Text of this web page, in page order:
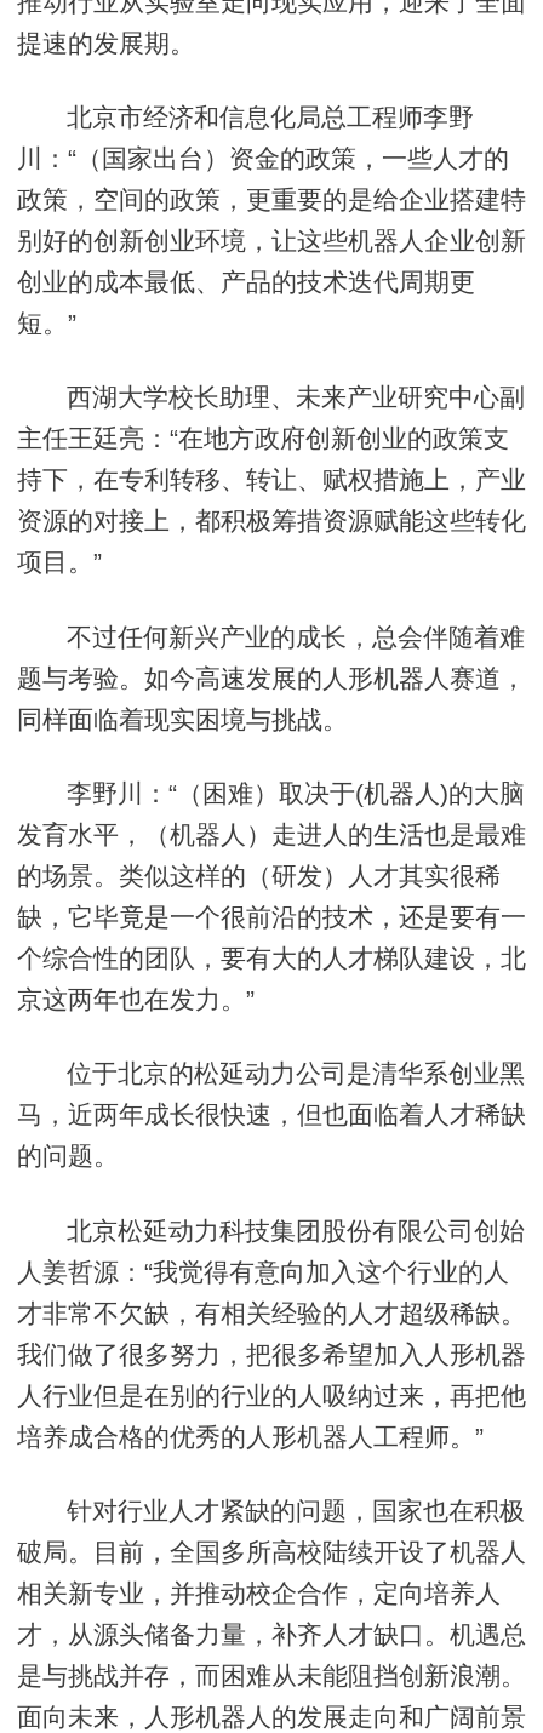
提速的发展期。
北京市经济和信息化局总工程师李野
川：“（国家出台）资金的政策，一些人才的
政策，空间的政策，更重要的是给企业搭建特
别好的创新创业环境，让这些机器人企业创新
创业的成本最低、产品的技术迭代周期更
短。”
西湖大学校长助理、未来产业研究中心副
主任王廷亮：“在地方政府创新创业的政策支
持下，在专利转移、转让、赋权措施上，产业
资源的对接上，都积极筹措资源赋能这些转化
项目。”
不过任何新兴产业的成长，总会伴随着难
题与考验。如今高速发展的人形机器人赛道，
同样面临着现实困境与挑战。
李野川：“（困难）取决于(机器人)的大脑
发育水平，（机器人）走进人的生活也是最难
的场景。类似这样的（研发）人才其实很稀
缺，它毕竟是一个很前沿的技术，还是要有一
个综合性的团队，要有大的人才梯队建设，北
京这两年也在发力。”
位于北京的松延动力公司是清华系创业黑
马，近两年成长很快速，但也面临着人才稀缺
的问题。
北京松延动力科技集团股份有限公司创始
人姜哲源：“我觉得有意向加入这个行业的人
才非常不欠缺，有相关经验的人才超级稀缺。
我们做了很多努力，把很多希望加入人形机器
人行业但是在别的行业的人吸纳过来，再把他
培养成合格的优秀的人形机器人工程师。”
针对行业人才紧缺的问题，国家也在积极
破局。目前，全国多所高校陆续开设了机器人
相关新专业，并推动校企合作，定向培养人
才，从源头储备力量，补齐人才缺口。机遇总
是与挑战并存，而困难从未能阻挡创新浪潮。
面向未来，人形机器人的发展走向和广阔前景